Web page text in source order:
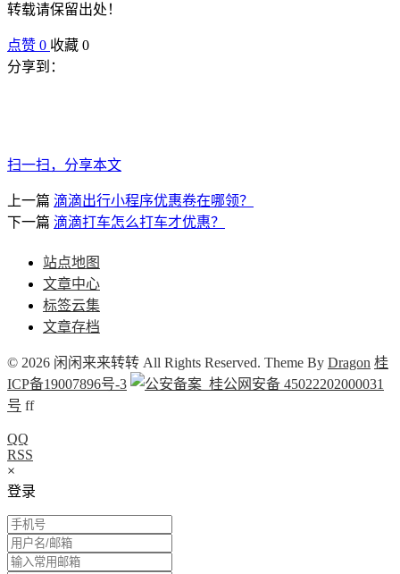
转载请保留出处！
点赞 0 收藏 0
分享到：
扫一扫，分享本文
上一篇 滴滴出行小程序优惠卷在哪领？
下一篇 滴滴打车怎么打车才优惠？
站点地图
文章中心
标签云集
文章存档
© 2026 闲闲来来转转 All Rights Reserved. Theme By Dragon 桂
ICP备19007896号-3
桂公网安备 45022202000031
号 ff
QQ
RSS
×
登录